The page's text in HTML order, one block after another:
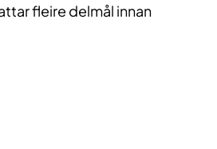
fleire delmål innan